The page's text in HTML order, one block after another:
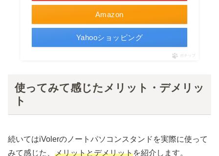
Amazon
Yahooショッピング
ポチップ
使ってみて感じたメリット・デメリッ
ト
続いてはiVolerのノートパソコンスタンドを実際に使って
みて感じた、 メリットとデメリットを紹介します。